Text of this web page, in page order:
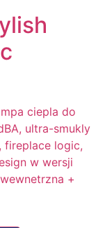
ciepla do
ultra-smukly
fireplace logic,
w wersji
+